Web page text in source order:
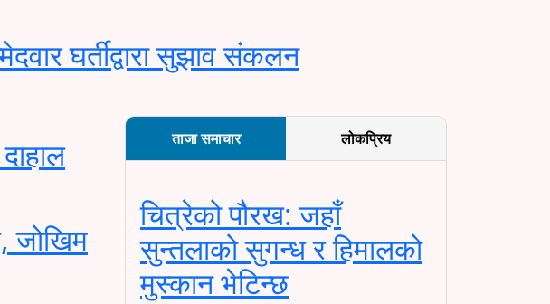
घर्तीद्वारा सुझाव संकलन
जोखिम
ताजा समाचार लोकप्रिय
चित्रेको पौरख: जहाँ
सुन्तलाको सुगन्ध र हिमालको
मुस्कान भेटिन्छ